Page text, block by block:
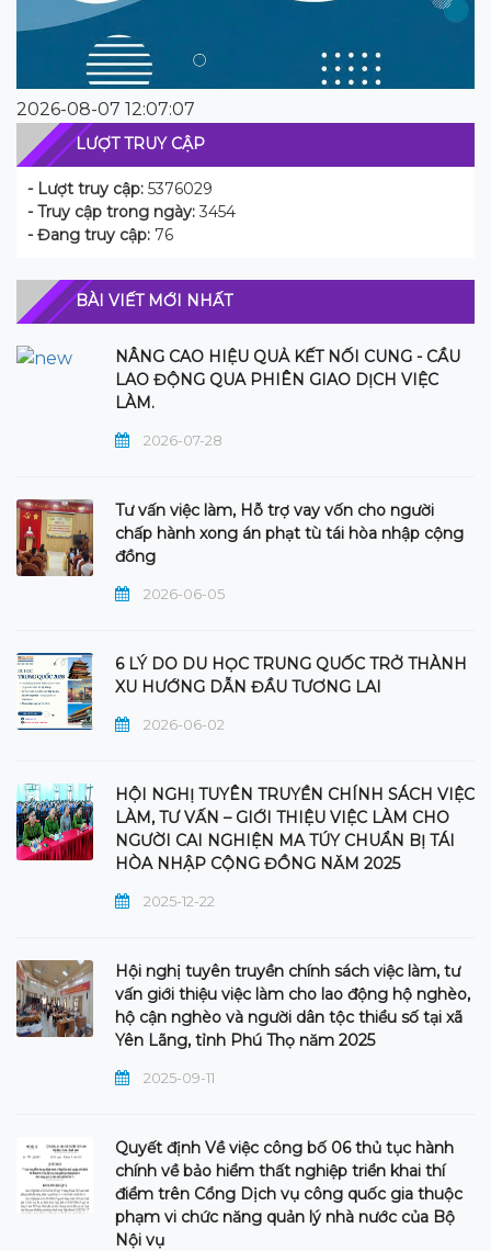
2026-08-07 12:07:07
LƯỢT TRUY CẬP
- Lượt truy cập: 5376029
- Truy cập trong ngày: 3454
- Đang truy cập: 76
BÀI VIẾT MỚI NHẤT
NÂNG CAO HIỆU QUẢ KẾT NỐI CUNG - CẦU
LAO ĐỘNG QUA PHIÊN GIAO DỊCH VIỆC
LÀM.
2026-07-28
Tư vấn việc làm, Hỗ trợ vay vốn cho người
chấp hành xong án phạt tù tái hòa nhập cộng
đồng
2026-06-05
6 LÝ DO DU HỌC TRUNG QUỐC TRỞ THÀNH
XU HƯỚNG DẪN ĐẦU TƯƠNG LAI
2026-06-02
HỘI NGHỊ TUYÊN TRUYỀN CHÍNH SÁCH VIỆC
LÀM, TƯ VẤN – GIỚI THIỆU VIỆC LÀM CHO
NGƯỜI CAI NGHIỆN MA TÚY CHUẨN BỊ TÁI
HÒA NHẬP CỘNG ĐỒNG NĂM 2025
2025-12-22
Hội nghị tuyên truyền chính sách việc làm, tư
vấn giới thiệu việc làm cho lao động hộ nghèo,
hộ cận nghèo và người dân tộc thiểu số tại xã
Yên Lãng, tỉnh Phú Thọ năm 2025
2025-09-11
Quyết định Về việc công bố 06 thủ tục hành
chính về bảo hiểm thất nghiệp triển khai thí
điểm trên Cổng Dịch vụ công quốc gia thuộc
phạm vi chức năng quản lý nhà nước của Bộ
Nội vụ